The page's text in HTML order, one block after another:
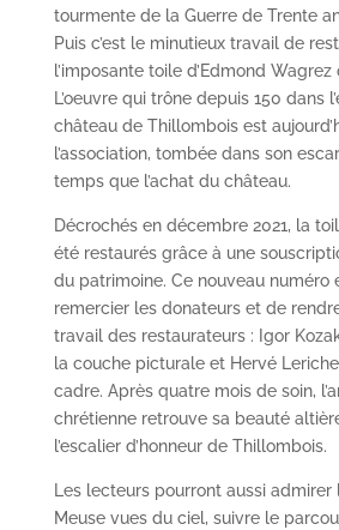
tourmente de la Guerre de Trente
Puis c’est le minutieux travail de
l’imposante toile d’Edmond
L’oeuvre qui trône depuis 150 dans
château de Thillombois est
l’association, tombée dans son
temps que l’achat du château.
Décrochés en décembre 2021, la
été restaurés grâce à une
du patrimoine. Ce nouveau numéro
remercier les donateurs et de
travail des restaurateurs : Igor
la couche picturale et Hervé
cadre. Après quatre mois de soin,
chrétienne retrouve sa beauté
l’escalier d’honneur de Thillombois.
Les lecteurs pourront aussi admirer
Meuse vues du ciel, suivre le